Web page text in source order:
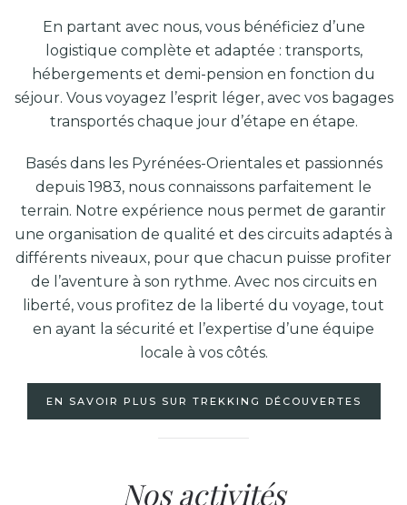
En partant avec nous, vous bénéficiez d’une
logistique complète et adaptée : transports,
hébergements et demi-pension en fonction du
séjour. Vous voyagez l’esprit léger, avec vos bagages
transportés chaque jour d’étape en étape.
Basés dans les Pyrénées-Orientales et passionnés
depuis 1983, nous connaissons parfaitement le
terrain. Notre expérience nous permet de garantir
une organisation de qualité et des circuits adaptés à
différents niveaux, pour que chacun puisse profiter
de l’aventure à son rythme. Avec nos circuits en
liberté, vous profitez de la liberté du voyage, tout
en ayant la sécurité et l’expertise d’une équipe
locale à vos côtés.
EN SAVOIR PLUS SUR TREKKING DÉCOUVERTES
Nos activités